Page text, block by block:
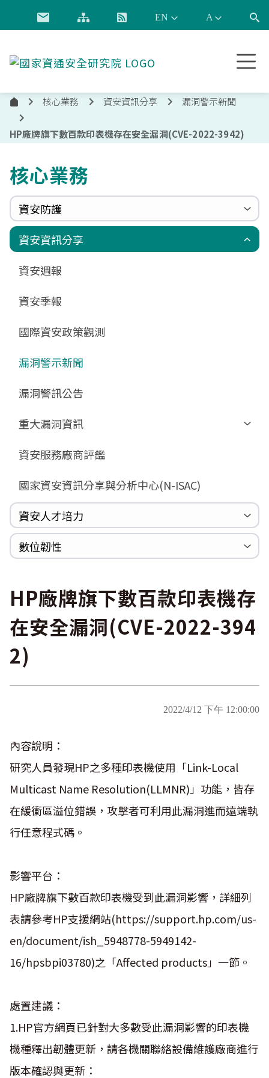
跳到主要內容
通
全
研
首
核心業務 資安資訊分享 漏洞警示新聞
HP廠牌旗下數百款印表機存在安全漏洞(CVE-2022-3942)
核心業務
資安防護
政府組態基準(GCB)
更新消息
GCB說明文件
GCB部署資源
GCB終止支援
資通安全弱點通報機制(VANS)
申請作業表單
數位影片教材
FAQ
端點偵測及應變機制(EDR)
相關文件與表單
零信任架構(ZTA)
相關文件與表單
驗證進度
國家資安聯防監控中心(N-SOC)
國家資安通報應變中心(N-CERT)
資安資訊分享
資安週報
資安季報
國際資安政策觀測
漏洞警示新聞
漏洞警訊公告
重大漏洞資訊
Zerologon
MSHTML
Log4shell
WannaCrypt
Heartbleed
資安服務廠商評鑑
國家資安資訊分享與分析中心(N-ISAC)
資安人才培力
巡迴研討會
CCOE資安實戰人才培育計畫成果簡介
資安人才培訓服務網
資安系列競賽網站
數位韌性
HP廠牌旗下數百款印表機存
在安全漏洞(CVE-2022-394
2)
2022/4/12 下午 12:00:00
內容說明：
研究人員發現HP之多種印表機使用「Link-Local
Multicast Name Resolution(LLMNR)」功能，皆存
在緩衝區溢位錯誤，攻擊者可利用此漏洞進而遠端執
行任意程式碼。
影響平台：
HP廠牌旗下數百款印表機受到此漏洞影響，詳細列
表請參考HP支援網站(https://support.hp.com/us-
en/document/ish_5948778-5949142-
16/hpsbpi03780)之「Affected products」一節。
處置建議：
1.HP官方網頁已針對大多數受此漏洞影響的印表機
機種釋出韌體更新，請各機關聯絡設備維護廠商進行
版本確認與更新：